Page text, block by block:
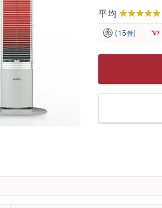
平均
(15件)